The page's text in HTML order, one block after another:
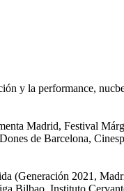
y la performance,
Madrid, Festival
de Barcelona,
(Generación 2021,
Bilbao, Instituto